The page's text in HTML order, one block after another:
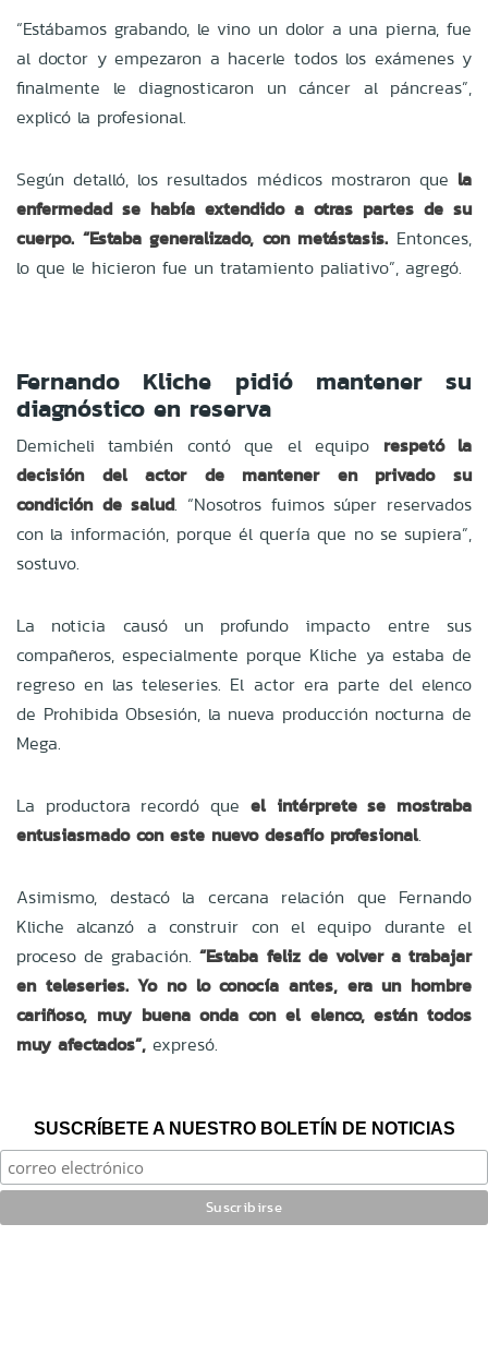
“Estábamos grabando, le vino un dolor a una pierna, fue
al doctor y empezaron a hacerle todos los exámenes y
finalmente le diagnosticaron un cáncer al páncreas”,
explicó la profesional.
Según detalló, los resultados médicos mostraron que la
enfermedad se había extendido a otras partes de su
cuerpo. “Estaba generalizado, con metástasis. Entonces,
lo que le hicieron fue un tratamiento paliativo”, agregó.
Fernando Kliche pidió mantener su
diagnóstico en reserva
Demicheli también contó que el equipo respetó la
decisión del actor de mantener en privado su
condición de salud. “Nosotros fuimos súper reservados
con la información, porque él quería que no se supiera”,
sostuvo.
La noticia causó un profundo impacto entre sus
compañeros, especialmente porque Kliche ya estaba de
regreso en las teleseries. El actor era parte del elenco
de Prohibida Obsesión, la nueva producción nocturna de
Mega.
La productora recordó que el intérprete se mostraba
entusiasmado con este nuevo desafío profesional.
Asimismo, destacó la cercana relación que Fernando
Kliche alcanzó a construir con el equipo durante el
proceso de grabación.“Estaba feliz de volver a trabajar
en teleseries. Yo no lo conocía antes, era un hombre
cariñoso, muy buena onda con el elenco, están todos
muy afectados”, expresó.
SUSCRÍBETE A NUESTRO BOLETÍN DE NOTICIAS